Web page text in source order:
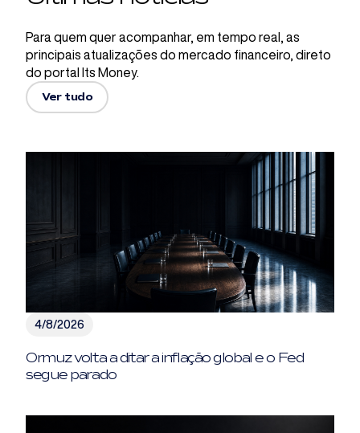
Para quem quer acompanhar, em tempo real, as
principais atualizações do mercado financeiro, direto
do portal Its Money.
Ver tudo
4/8/2026
Ormuz volta a ditar a inflação global e o Fed
segue parado